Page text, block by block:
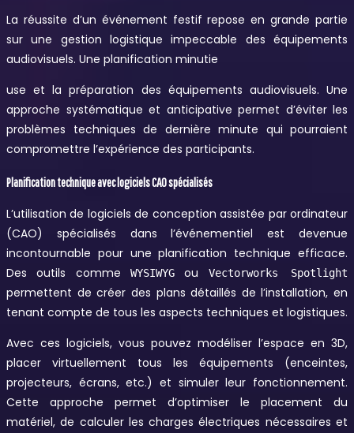
La réussite d’un événement festif repose en grande partie
sur une gestion logistique impeccable des équipements
audiovisuels. Une planification minutie
use et la préparation des équipements audiovisuels. Une
approche systématique et anticipative permet d’éviter les
problèmes techniques de dernière minute qui pourraient
compromettre l’expérience des participants.
Planification technique avec logiciels CAO spécialisés
L’utilisation de logiciels de conception assistée par ordinateur
(CAO) spécialisés dans l’événementiel est devenue
incontournable pour une planification technique efficace.
Des outils comme
WYSIWYG ou Vectorworks Spotlight
permettent de créer des plans détaillés de l’installation, en
tenant compte de tous les aspects techniques et logistiques.
Avec ces logiciels, vous pouvez modéliser l’espace en 3D,
placer virtuellement tous les équipements (enceintes,
projecteurs, écrans, etc.) et simuler leur fonctionnement.
Cette approche permet d’optimiser le placement du
matériel, de calculer les charges électriques nécessaires et